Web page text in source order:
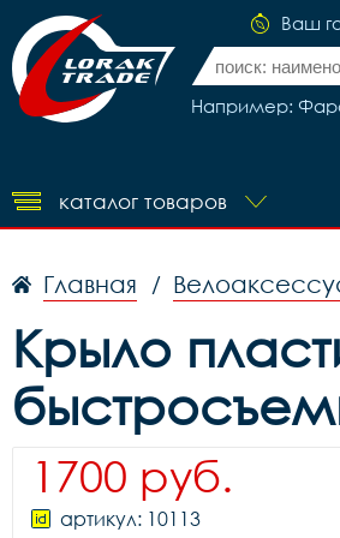
Ваш
Например: Фара
каталог товаров
Главная /
Крыло
1700 руб.
артикул: 10113